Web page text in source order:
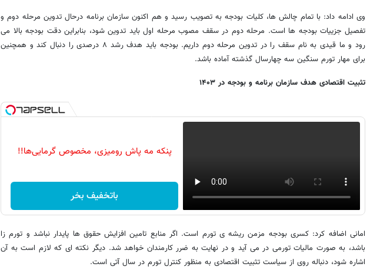
وی ادامه داد: با تمام چالش ها، کلیات بودجه به تصویب رسید و هم اکنون سازمان برنامه درحال تدوین مرحله دوم و
تفصیل جزییات بودجه ها است. مرحله دوم در سقف مصوب مرحله اول باید تدوین شود، بنابراین دقت بودجه بالا می
رود و ما قیدی به نام سقف را در تدوین مرحله دوم داریم. بودجه باید هدف رشد ۸ درصدی را دنبال کند و همچنین
برای مهار تورم سنگین سه چهارسال گذشته آماده باشد.
تثبیت اقتصادی هدف سازمان برنامه و بودجه در ۱۴۰۳
پنکه مه پاش رومیزی، مخصوص گرمایی‌ها!!
باتخفیف بخر
امانی اضافه کرد: کسری بودجه مزمن ریشه ی تورم است. اگر منابع تامین افزایش حقوق ها پایدار نباشد و تورم زا
باشد، به صورت مالیات تورمی در می آید و در نهایت به ضرر کارمندان خواهد شد. دیگر نکته ای که لازم است به آن
اشاره شود، دنباله روی از سیاست تثبیت اقتصادی به منظور کنترل تورم در سال آتی است.